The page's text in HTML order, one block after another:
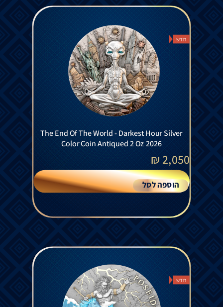
חדש
The End Of The World - Darkest Hour Silver
Color Coin Antiqued 2 Oz 2026
2,050
₪
הוספה לסל
חדש